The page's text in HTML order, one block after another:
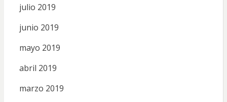
julio 2019
junio 2019
mayo 2019
abril 2019
marzo 2019